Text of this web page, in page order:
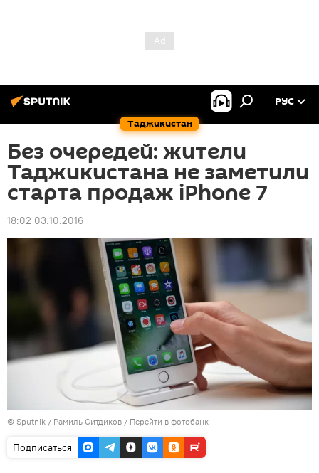
Таджикистан
РУС
Без очередей: жители
Таджикистана не заметили
старта продаж iPhone 7
18:02 03.10.2016
© Sputnik / Рамиль Ситдиков / Перейти в фотобанк
Подписаться